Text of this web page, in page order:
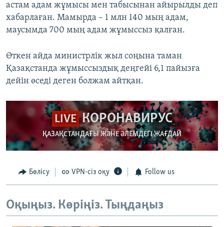
астам адам жұмысы мен табысынан айырылды деп
хабарлаған. Мамырда – 1 млн 140 мың адам,
маусымда 700 мың адам жұмыссыз қалған.
Өткен айда министрлік жыл соңына таман
Қазақстанда жұмыссыздық деңгейі 6,1 пайызға
дейін өседі деген болжам айтқан.
LIVE КОРОНАВИРУС
ҚАЗАҚСТАНДАҒЫ ЖӘНЕ ӘЛЕМДЕГІ ЖАҒДАЙ
Бөлісу VPN-сіз оқу Follow us
Оқыңыз. Көріңіз. Тыңдаңыз